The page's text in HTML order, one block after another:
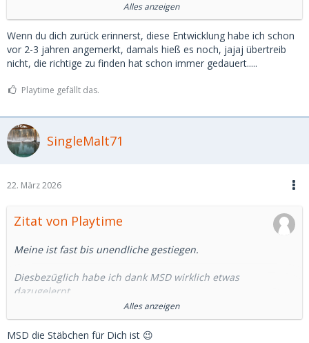
Aufgebraucht ist allerdings meine Hoffnung, auf MSD ein SB
zu finden.
Die Plattform hat sich in eine andere Richtung entwickelt.
Angebote von professionellen/halbprofessionellen SDL für
genügend. Dafür brauchts aber sicher kein MSD.
Alles anzeigen
Wenn du dich zurück erinnerst, diese Entwicklung habe ich schon
vor 2-3 jahren angemerkt, damals hieß es noch, jajaj übertreib
nicht, die richtige zu finden hat schon immer gedauert.....
Playtime gefällt das.
SingleMalt71
22. März 2026
Zitat von Playtime
Meine ist fast bis unendliche gestiegen.
Diesbezüglich habe ich dank MSD wirklich etwas
dazugelernt.
Aufgebraucht ist allerdings meine Hoffnung, auf MSD ein SB
zu finden.
Alles anzeigen
MSD die Stäbchen für Dich ist 😉